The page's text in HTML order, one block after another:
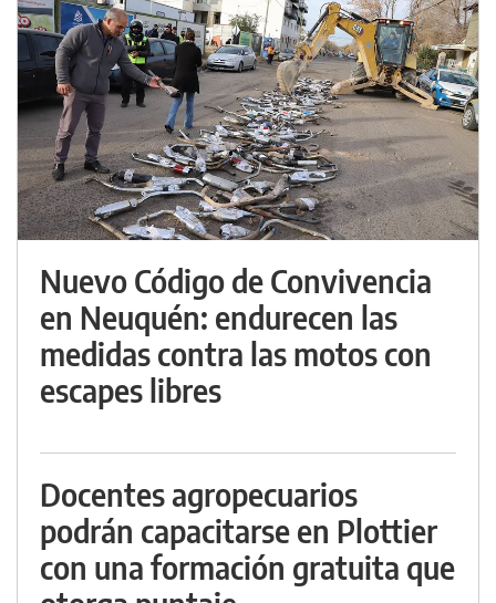
Nuevo Código de Convivencia
en Neuquén: endurecen las
medidas contra las motos con
escapes libres
Docentes agropecuarios
podrán capacitarse en Plottier
con una formación gratuita que